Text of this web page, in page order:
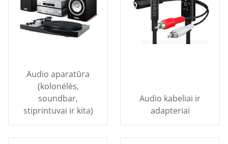
Audio aparatūra
(kolonėlės,
soundbar,
stiprintuvai ir kita)
Audio kabeliai ir
adapteriai